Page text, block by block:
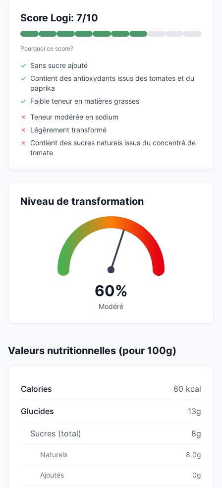
Score Logi: 7/10
Pourquoi ce score?
✓ Sans sucre ajouté
✓ Contient des antioxydants issus des tomates et du
paprika
✓ Faible teneur en matières grasses
✗ Teneur modérée en sodium
✗
Légèrement transformé
✗
Contient des sucres naturels issus du concentré de
tomate
Niveau de transformation
60%
Modéré
Valeurs nutritionnelles (pour 100g)
Calories 60 kcal
Glucides 13g
Sucres (total) 8g
Naturels 8.0g
Ajoutés 0g